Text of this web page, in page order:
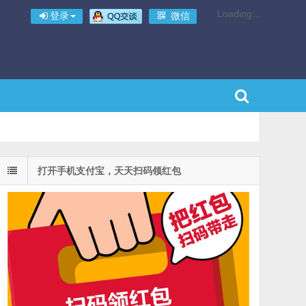
登录 微信 Loading...
打开手机支付宝，天天扫码领红包